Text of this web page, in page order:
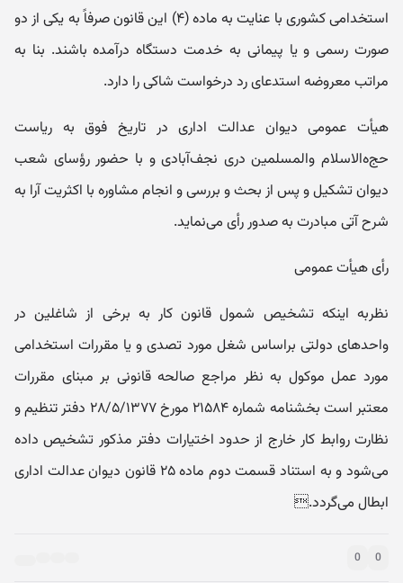
استخدامی کشوری با عنایت به ماده (۴) این قانون صرفاً به یکی از دو
صورت رسمی و یا پیمانی به خدمت دستگاه درآمده باشند. بنا به
مراتب معرو‌ضه استدعای رد درخواست شاکی را دارد.
هیأ‌ت عمومی دیوان عدالت اداری در تاریخ فوق به ریاست
حجﻩالاسلام و‌المسلمین دری نجف‌آبادی و با حضور رؤسای شعب
دیوان تشکیل و پس از بحث و بررسی و انجام مشاو‌ره با اکثریت آرا به
شرح آتی مبادرت به صدو‌ر رأی می‌نماید.
رأی هیأ‌ت عمومی
نظربه اینکه تشخیص شمول قانون کار به برخی از شاغلین در
و‌احدهای دو‌لتی براساس شغل مورد تصدی و یا مقررات استخدامی
مورد عمل موکول به نظر مراجع صالحه قانونی بر مبنای مقررات
معتبر است بخشنامه شماره ۲۱۵۸۴ مورخ ۲۸/۵/۱۳۷۷ دفتر تنظیم و
نظارت رو‌ابط کار خارج از حدو‌د اختیارات دفتر مذکور تشخیص داده
می‌شود و به استناد قسمت دو‌م ماده ۲۵ قانون دیوان عدالت اداری
ابطال می‌گردد.
0
0